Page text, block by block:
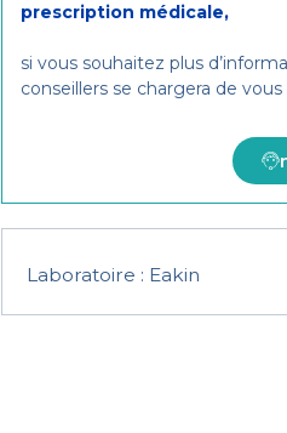
prescription médicale,
si vous souhaitez plus
conseillers se chargera de
Laboratoire : Eakin